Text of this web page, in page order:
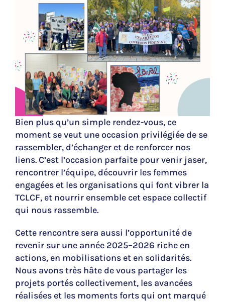
Bien plus qu’un simple rendez-vous, ce
moment se veut une occasion privilégiée de se
rassembler, d’échanger et de renforcer nos
liens. C’est l’occasion parfaite pour venir jaser,
rencontrer l’équipe, découvrir les femmes
engagées et les organisations qui font vibrer la
TCLCF, et nourrir ensemble cet espace collectif
qui nous rassemble.
Cette rencontre sera aussi l’opportunité de
revenir sur une année 2025–2026 riche en
actions, en mobilisations et en solidarités.
Nous avons très hâte de vous partager les
projets portés collectivement, les avancées
réalisées et les moments forts qui ont marqué